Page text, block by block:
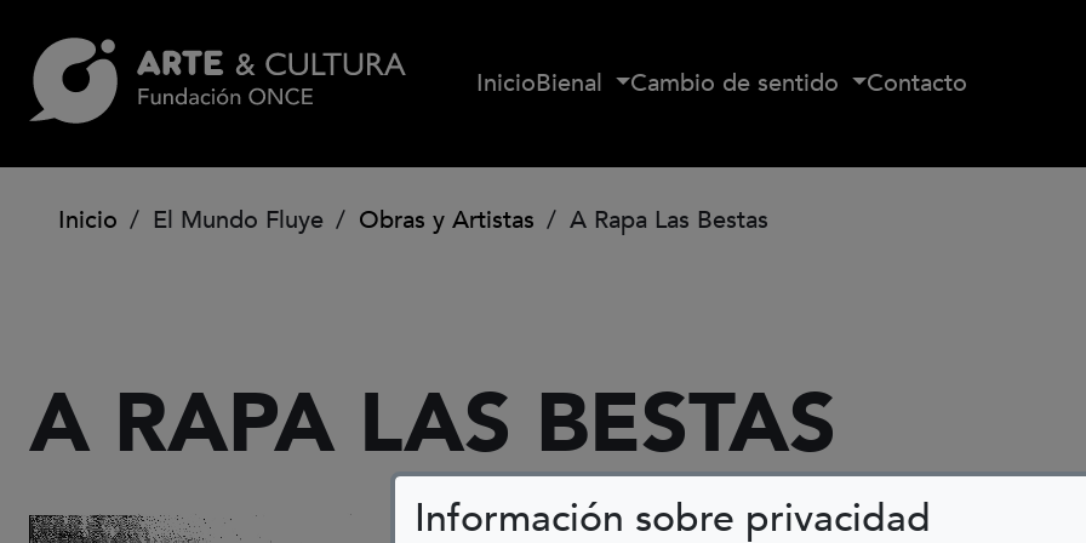
Información sobre privacidad
InicioBienal Cambio de sentido Contacto
Ruta de navegación
Inicio El Mundo Fluye Obras y Artistas A Rapa Las Bestas
A RAPA LAS BESTAS